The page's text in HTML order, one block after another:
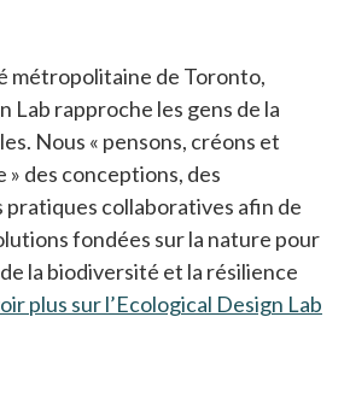
métropolitaine de Toronto,
Lab rapproche les gens de la
Nous « pensons, créons et
des conceptions, des
pratiques collaboratives afin de
fondées sur la nature pour
la biodiversité et la résilience
plus sur l’Ecological Design Lab